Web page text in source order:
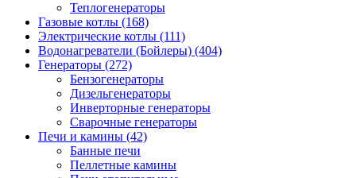
Теплогенераторы
Газовые котлы (168)
Электрические котлы (111)
Водонагреватели (Бойлеры) (404)
Генераторы (272)
Бензогенераторы
Дизельгенераторы
Инверторные генераторы
Сварочные генераторы
Печи и камины (42)
Банные печи
Пеллетные камины